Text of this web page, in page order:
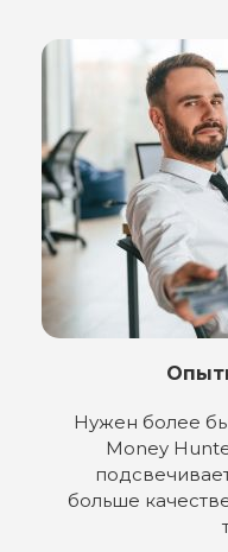
Нужен более
Money
больше